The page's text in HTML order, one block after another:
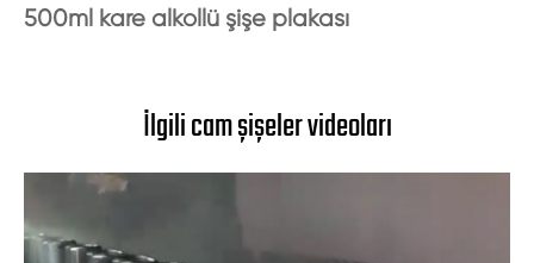
500ml kare alkollü şişe plakası
İlgili cam şişeler videoları